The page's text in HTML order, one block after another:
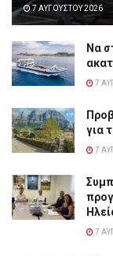
7 ΑΥΓΟΎΣΤΟΥ 2026
Να
7
για
7
7